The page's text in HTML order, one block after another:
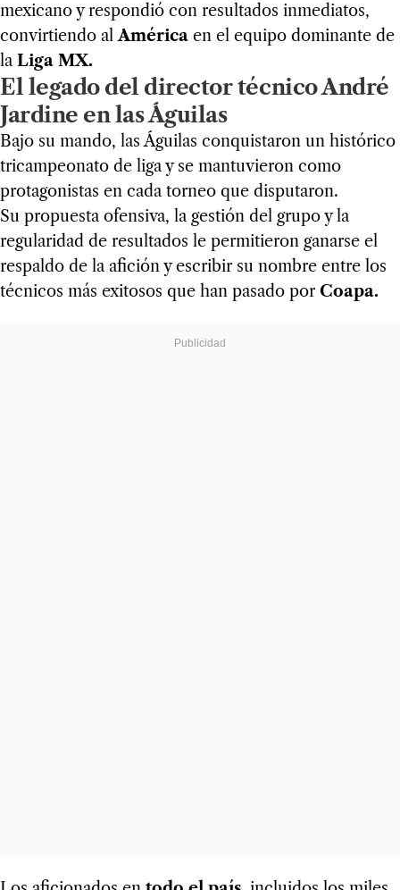
mexicano y respondió con resultados inmediatos,
convirtiendo alAmérica en el equipo dominante de
la Liga MX.
El legado del director técnico André
Jardine en las Águilas
Bajo su mando, las Águilas conquistaron un histórico
tricampeonato de liga y se mantuvieron como
protagonistas en cada torneo que disputaron.
Su propuesta ofensiva, la gestión del grupo y la
regularidad de resultados le permitieron ganarse el
respaldo de la afición y escribir su nombre entre los
técnicos más exitosos que han pasado por Coapa.